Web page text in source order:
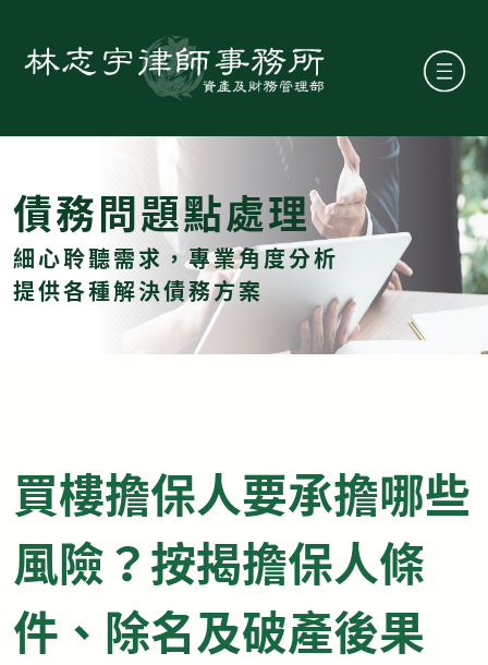
債務問題點處理
細心聆聽需求，專業角度分析
提供各種解決債務方案
買樓擔保人要承擔哪些
風險？按揭擔保人條
件、除名及破產後果